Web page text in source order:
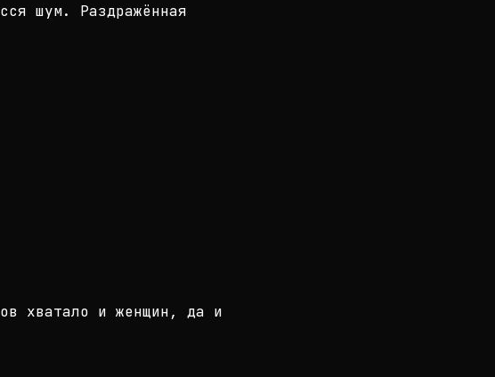
сся шум. Раздражённая
ов хватало и женщин, да и